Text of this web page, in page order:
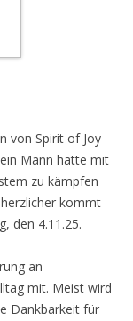
von Spirit of Joy
Mann hatte mit
zu kämpfen
kommt
den 4.11.25.
an
mit. Meist wird
Dankbarkeit für